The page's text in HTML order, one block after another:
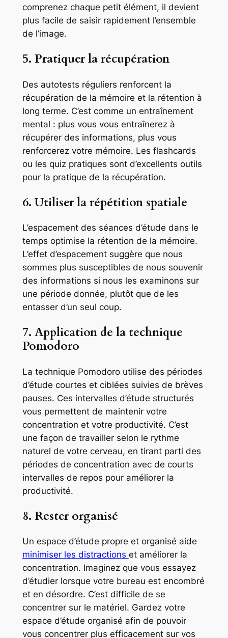
comprenez chaque petit élément, il devient
plus facile de saisir rapidement l’ensemble
de l’image.
5. Pratiquer la récupération
Des autotests réguliers renforcent la
récupération de la mémoire et la rétention à
long terme. C’est comme un entraînement
mental : plus vous vous entraînerez à
récupérer des informations, plus vous
renforcerez votre mémoire. Les flashcards
ou les quiz pratiques sont d’excellents outils
pour la pratique de la récupération.
6. Utiliser la répétition spatiale
L’espacement des séances d’étude dans le
temps optimise la rétention de la mémoire.
L’effet d’espacement suggère que nous
sommes plus susceptibles de nous souvenir
des informations si nous les examinons sur
une période donnée, plutôt que de les
entasser d’un seul coup.
7. Application de la technique
Pomodoro
La technique Pomodoro utilise des périodes
d’étude courtes et ciblées suivies de brèves
pauses. Ces intervalles d’étude structurés
vous permettent de maintenir votre
concentration et votre productivité. C’est
une façon de travailler selon le rythme
naturel de votre cerveau, en tirant parti des
périodes de concentration avec de courts
intervalles de repos pour améliorer la
productivité.
8. Rester organisé
Un espace d’étude propre et organisé aide
minimiser les distractions et améliorer la
concentration. Imaginez que vous essayez
d’étudier lorsque votre bureau est encombré
et en désordre. C’est difficile de se
concentrer sur le matériel. Gardez votre
espace d’étude organisé afin de pouvoir
vous concentrer plus efficacement sur vos